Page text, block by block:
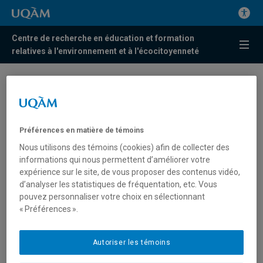
Centre de recherche en éducation et formation
relatives à l'environnement et à l'écocitoyenneté
nouvel article sur
l’enseignement des arts
plastiques en plein air au
primaire
Dans un article récemment publié dans la revue
relative à l’environnement : Regards – Recherches –
, aux côtés de Kassandra L’Heureux, Jean-Philippe
Préférences en matière de témoins
Nous utilisons des témoins (cookies) afin de collecter des
informations qui nous permettent d’améliorer votre
expérience sur le site, de vous proposer des contenus vidéo,
d’analyser les statistiques de fréquentation, etc. Vous
pouvez personnaliser votre choix en sélectionnant
« Préférences ».
Autoriser les témoins